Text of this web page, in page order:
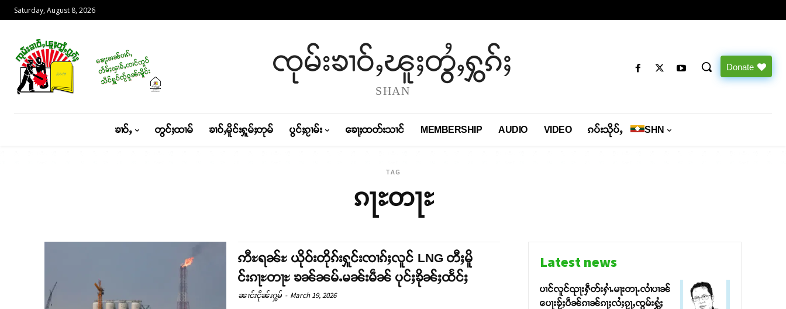
Saturday, August 8, 2026
ၸုမ်းၶၢဝ်ႇၽူႈတွႆႇႁွၵ်ႈ
SHAN
Donate
ၶၢဝ်ႇ တွင်ႈထၢမ် ၶၢဝ်ႇမိူင်းႁူမ်ႈတုမ် ပွင်ႈၵႂၢမ်း ၶေႃႈထတ်းသၢင် MEMBERSHIP AUDIO VIDEO ၵပ်းသိုပ်ႇ SHN
TAG
ၵႃႊတႃႊ
ဢီႊရၼ်ႊ ယိုဝ်းတိုၵ်းႁူင်းၸၢၵ်ႈလူင် LNG တီႈမိူ
င်းၵႃႊတႃႊ ၶၼ်ၼမ်ႉမၼ်းမဵၼ် ပုင်ႈၶိုၼ်ႈထႅင်ႈ
ၼၢင်းငိုၼ်းႁွမ် - March 19, 2026
Latest news
ပၢင်လူင်ၺႃးႁဵတ်းႁၢႆႉမႃးတႃႉလၢႆပၢၼ် ​​
ပေႃးၶႂ်ႈပဵၼ်ၵၢၼ်ၵႃႈလႆႈၵႂႃႇၸွမ်းႁွႆႈ